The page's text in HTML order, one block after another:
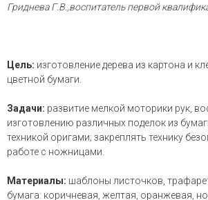
Гриднева Г.В.,воспитатель первой
Цель: изготовление дерева из картона и
цветной бумаги.
Задачи: развитие мелкой моторики рук,
изготовлению различных поделок из
техникой оригами; закреплять технику
работе с ножницами.
Материалы: шаблоны листочков,
бумага: коричневая, желтая, оранжевая,